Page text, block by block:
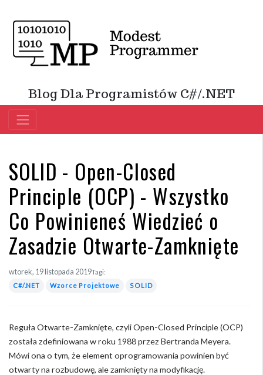
Blog Dla Programistów C#/.NET
SOLID - Open-Closed
Principle (OCP) - Wszystko
Co Powinieneś Wiedzieć o
Zasadzie Otwarte-Zamknięte
wtorek, 19 listopada 2019Tagi:
C#/.NET Wzorce Projektowe SOLID
Reguła Otwarte-Zamknięte, czyli Open-Closed Principle (OCP)
została zdefiniowana w roku 1988 przez Bertranda Meyera.
Mówi ona o tym, że element oprogramowania powinien być
otwarty na rozbudowę, ale zamknięty na modyfikację.